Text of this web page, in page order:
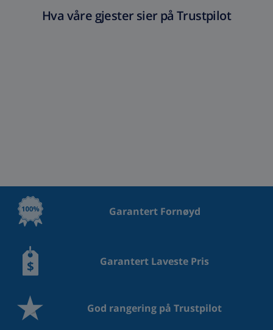
Hva våre gjester sier på Trustpilot
Garantert Fornøyd
Garantert Laveste Pris
God rangering på Trustpilot